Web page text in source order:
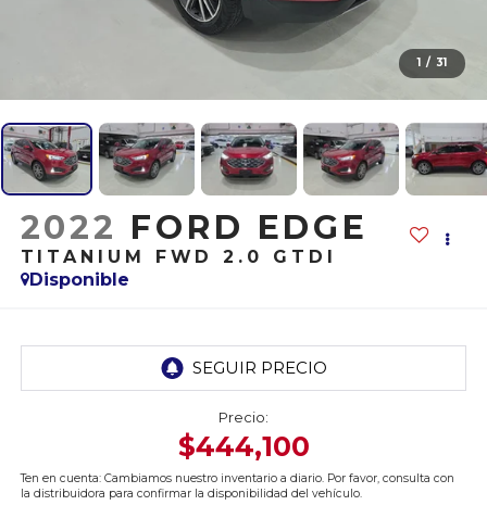
1 / 31
2022 FORD EDGE
TITANIUM FWD 2.0 GTDI
Disponible
Precio:
$444,100
Ten en cuenta: Cambiamos nuestro inventario a diario. Por favor, consulta con
la distribuidora para confirmar la disponibilidad del vehículo.